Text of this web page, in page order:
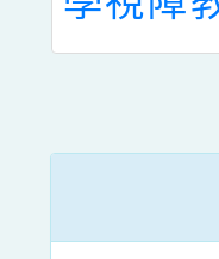
建中心
部「
國教師
員視